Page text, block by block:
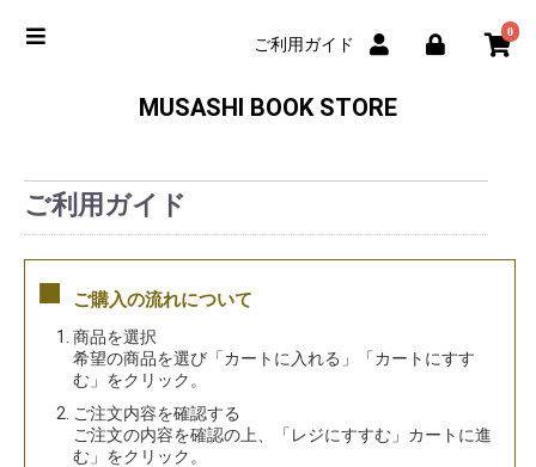
ご利用ガイド
0
MUSASHI BOOK STORE
ご利用ガイド
■ ご購入の流れについて
1. 商品を選択
希望の商品を選び「カートに入れる」「カートにすす
む」をクリック。
2. ご注文内容を確認する
ご注文の内容を確認の上、「レジにすすむ」カートに進
む」をクリック。